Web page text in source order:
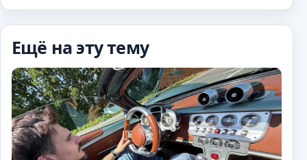
Ещё на эту тему